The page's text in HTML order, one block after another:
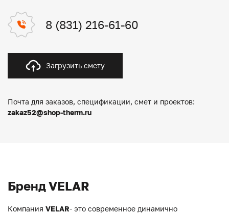
8 (831) 216-61-60
Загрузить смету
Почта для заказов, спецификации, смет и проектов:
zakaz52@shop-therm.ru
Бренд VELAR
Компания VELAR- это современное динамично